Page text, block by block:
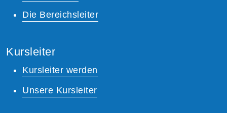
Die Bereichsleiter
Kursleiter
Kursleiter werden
Unsere Kursleiter